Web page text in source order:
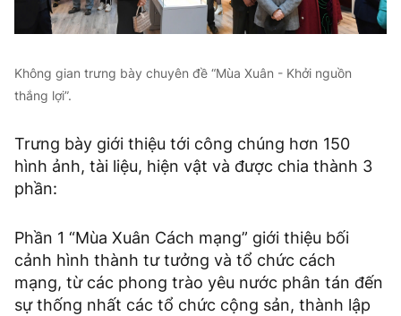
Không gian trưng bày chuyên đề “Mùa Xuân - Khởi nguồn
thắng lợi”.
Trưng bày giới thiệu tới công chúng hơn 150
hình ảnh, tài liệu, hiện vật và được chia thành 3
phần:
Phần 1 “Mùa Xuân Cách mạng” giới thiệu bối
cảnh hình thành tư tưởng và tổ chức cách
mạng, từ các phong trào yêu nước phân tán đến
sự thống nhất các tổ chức cộng sản, thành lập